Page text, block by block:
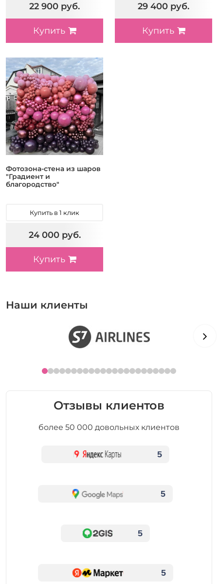
22 900 руб.
Купить
29 400 руб.
Купить
Фотозона-стена из шаров
"Градиент и
благородство"
Купить в 1 клик
24 000 руб.
Купить
Наши клиенты
Отзывы клиентов
более 50 000 довольных клиентов
5
5
5
5